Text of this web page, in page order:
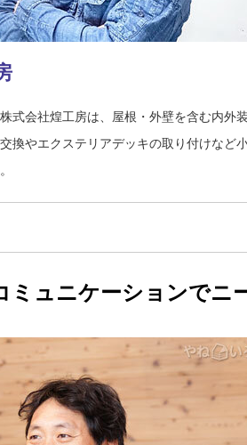
式会社煌工房は、屋根・外壁を含む内外
換やエクステリアデッキの取り付けな
ミュニケーションでニ